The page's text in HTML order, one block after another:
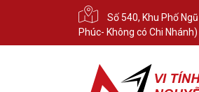
Số 540, Khu Phố
Phúc- Không có Chi Nhánh)